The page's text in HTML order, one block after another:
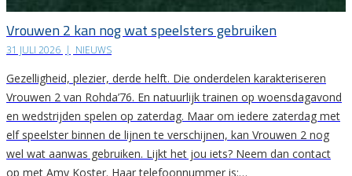
Vrouwen 2 kan nog wat speelsters gebruiken
31 JULI 2026 | NIEUWS
Gezelligheid, plezier, derde helft. Die onderdelen karakteriseren
Vrouwen 2 van Rohda’76. En natuurlijk trainen op woensdagavond
en wedstrijden spelen op zaterdag. Maar om iedere zaterdag met
elf speelster binnen de lijnen te verschijnen, kan Vrouwen 2 nog
wel wat aanwas gebruiken. Lijkt het jou iets? Neem dan contact
op met Amy Koster. Haar telefoonnummer is:…